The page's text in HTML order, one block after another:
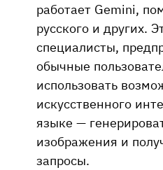
работает Gemini,
русского и других.
специалисты,
обычные
использовать
искусственного
языке —
изображения и
запросы.